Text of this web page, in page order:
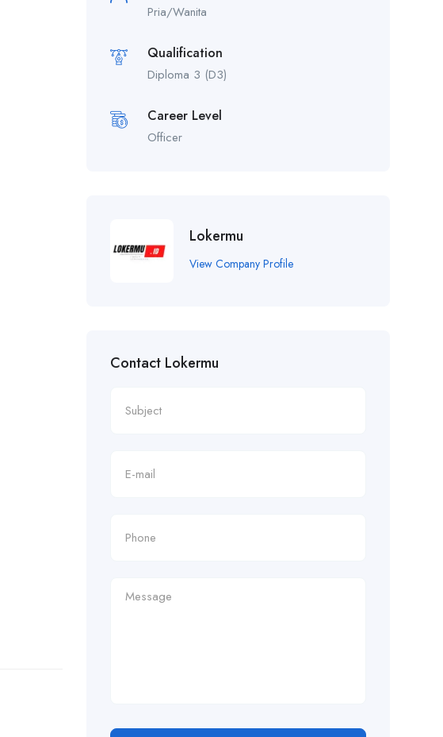
Pria/Wanita
Qualification
Diploma 3 (D3)
Career Level
Officer
Lokermu
View Company Profile
Contact Lokermu